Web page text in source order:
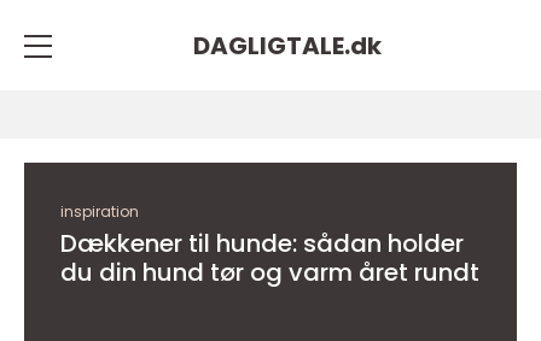
DAGLIGTALE.dk
inspiration
Dækkener til hunde: sådan holder
du din hund tør og varm året rundt